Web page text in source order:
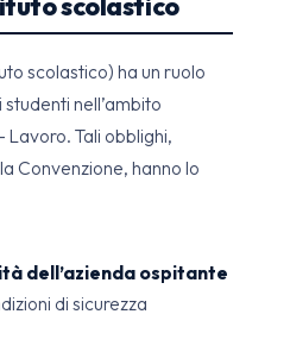
scolastico) ha un ruolo
nell’ambito
Lavoro. Tali obblighi,
Convenzione, hanno lo
dell’azienda ospitante
di sicurezza